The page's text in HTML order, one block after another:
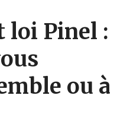
loi Pinel :
ou à